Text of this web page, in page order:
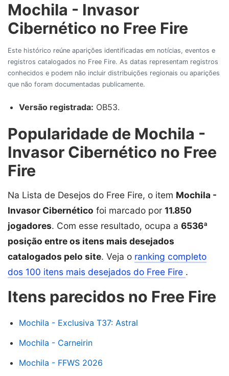
Mochila - Invasor
Cibernético no Free Fire
Este histórico reúne aparições identificadas em notícias, eventos e
registros catalogados no Free Fire. As datas representam registros
conhecidos e podem não incluir distribuições regionais ou aparições
que não foram documentadas publicamente.
Versão registrada: OB53.
Popularidade de Mochila -
Invasor Cibernético no Free
Fire
Na Lista de Desejos do Free Fire, o item Mochila -
Invasor Cibernético foi marcado por 11.850
jogadores. Com esse resultado, ocupa a 6536ª
posição entre os itens mais desejados
catalogados pelo site. Veja o ranking completo
dos 100 itens mais desejados do Free Fire .
Itens parecidos no Free Fire
Mochila - Exclusiva T37: Astral
Mochila - Carneirin
Mochila - FFWS 2026